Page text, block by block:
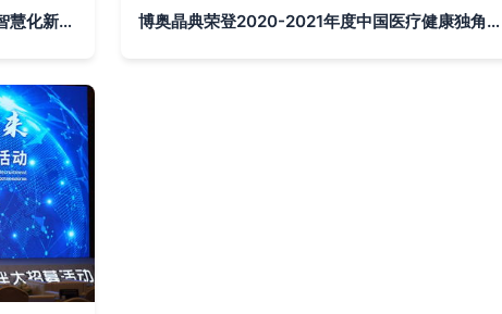
平安智慧城市 以技术赋能探寻城市治理智慧化新路径 博奥晶典荣登2020-2021年度中国医疗健康独角兽企业Top10 技术推广服务引领行业创新